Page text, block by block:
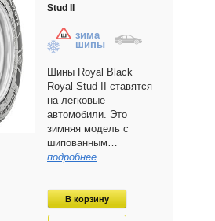
Stud II
зима
шипы
Шины Royal Black
Royal Stud II ставятся
на легковые
автомобили. Это
зимняя модель с
шипованным…
подробнее